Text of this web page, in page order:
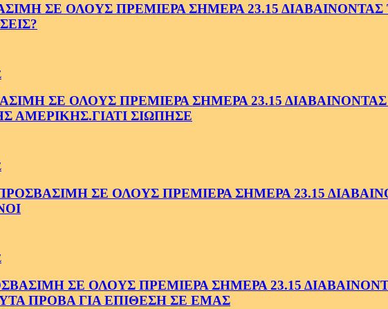
ΣΕ ΟΛΟΥΣ ΠΡΕΜΙΕΡΑ ΣΗΜΕΡΑ 23.15 ΔΙΑΒΑΙΝΟΝΤΑΣ
ΣΕ ΟΛΟΥΣ ΠΡΕΜΙΕΡΑ ΣΗΜΕΡΑ 23.15
ΑΜΕΡΙΚΗΣ.ΓΙΑΤΙ ΣΙΩΠΗΣΕ
ΣΕ ΟΛΟΥΣ ΠΡΕΜΙΕΡΑ ΣΗΜΕΡΑ 23.15
ΣΕ ΟΛΟΥΣ ΠΡΕΜΙΕΡΑ ΣΗΜΕΡΑ 23.15
ΠΡΟΒΑ ΓΙΑ ΕΠΙΘΕΣΗ ΣΕ ΕΜΑΣ